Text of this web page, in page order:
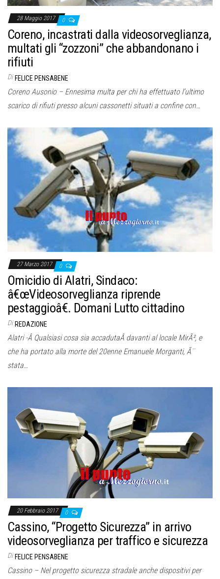
28 Maggio 2017 0
Coreno, incastrati dalla videosorveglianza,
multati gli “zozzoni” che abbandonano i
rifiuti
Di FELICE PENSABENE
Coreno Ausonio – Ennesima multa per chi ha effettuato l’ultimo
scarico di rifiuti presso alcuni cassonetti situati a confine con…
27 Marzo 2017 0
Omicidio di Alatri, Sindaco:
â€œVideosorveglianza riprende
pestaggioâ€. Domani Lutto cittadino
Di REDAZIONE
Alatri -Â Qualsiasi cosa sia accadutaÂ davanti al locale MirÃ², e
che ha portato alla morte del 20enne Emanuele Morganti, Ã¨
stata…
20 Febbraio 2017 0
Cassino, “Progetto Sicurezza” in arrivo
videosorveglianza per traffico e sicurezza
Di FELICE PENSABENE
Cassino – Nel progetto sicurezza stradale anche dispositivi per